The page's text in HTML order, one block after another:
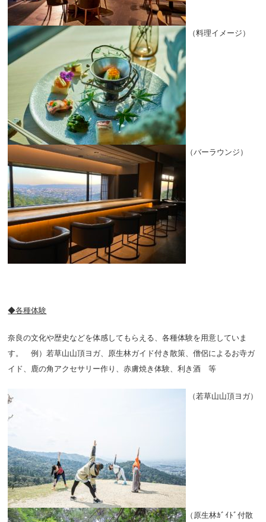
（料理イメージ）
（バーラウンジ）
◆各種体験
奈良の文化や歴史などを体感してもらえる、各種体験を用意していま
す。 例）若草山山頂ヨガ、原生林ガイド付き散策、僧侶によるお寺ガ
イド、鹿の角アクセサリー作り、赤膚焼き体験、利き酒 等
（若草山山頂ヨガ）
（原生林ｶﾞｲﾄﾞ付散